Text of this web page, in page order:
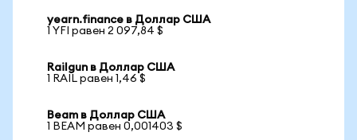
yearn.finance в Доллар США
1 YFI равен 2 097,84 $
Railgun в Доллар США
1 RAIL равен 1,46 $
Beam в Доллар США
1 BEAM равен 0,001403 $